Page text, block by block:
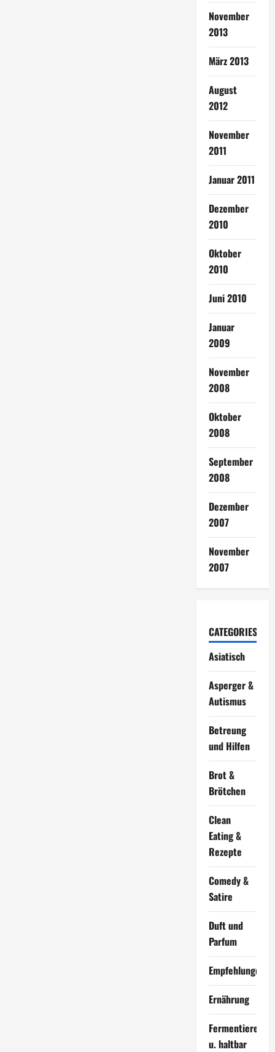
November
2013
März 2013
August
2012
November
2011
Januar 2011
Dezember
2010
Oktober
2010
Juni 2010
Januar
2009
November
2008
Oktober
2008
September
2008
Dezember
2007
November
2007
CATEGORIES
Asiatisch
Asperger &
Autismus
Betreung
und Hilfen
Brot &
Brötchen
Clean
Eating &
Rezepte
Comedy &
Satire
Duft und
Parfum
Empfehlungen
Ernährung
Fermentieren
u. haltbar